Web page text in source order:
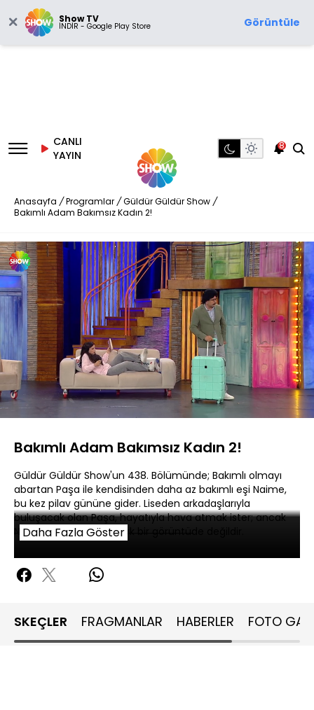
Show TV
İNDİR - Google Play Store Görüntüle
CANLI
YAYIN
8
Anasayfa / Programlar / Güldür Güldür Show /
Bakımlı Adam Bakımsız Kadın 2!
Aç
Yüklendi:
3.33%
Hızı
Bakımlı Adam Bakımsız Kadın 2!
Güldür Güldür Show'un 438. Bölümünde; Bakımlı olmayı
abartan Paşa ile kendisinden daha az bakımlı eşi Naime,
bu kez pilav gününe gider. Liseden arkadaşlarıyla
buluşacak olan Paşa, hayatıyla hava atmak ister; ancak
Naime pek hava atılacak bir görüntüde değildir.
Daha Fazla Göster
SKEÇLER FRAGMANLAR HABERLER FOTO